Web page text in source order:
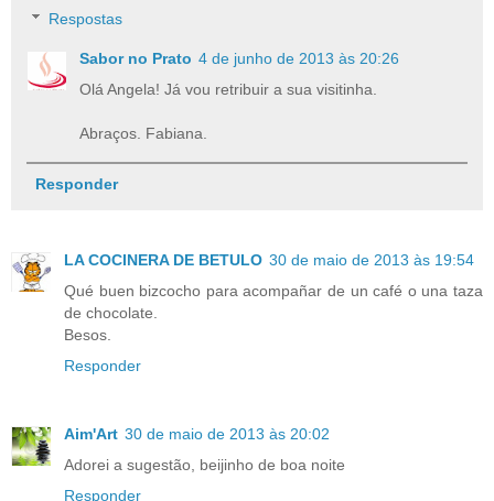
Respostas
Sabor no Prato 4 de junho de 2013 às 20:26
Olá Angela! Já vou retribuir a sua visitinha.
Abraços. Fabiana.
Responder
LA COCINERA DE BETULO 30 de maio de 2013 às 19:54
Qué buen bizcocho para acompañar de un café o una taza
de chocolate.
Besos.
Responder
Aim'Art 30 de maio de 2013 às 20:02
Adorei a sugestão, beijinho de boa noite
Responder